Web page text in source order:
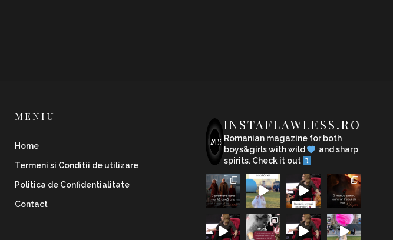
MENIU
Home
Termeni si Conditii de utilizare
Politica de Confidentialitate
Contact
INSTAFLAWLESS.RO
Romanian magazine for both
boys&girls with wild
and sharp
spirits. Check it out